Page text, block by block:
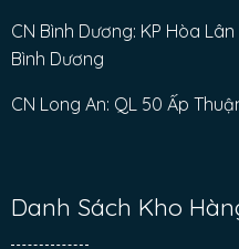
CN Bình Dương: KP Hòa
Bình Dương
CN Long An: QL 50 Ấp
Danh Sách Kho